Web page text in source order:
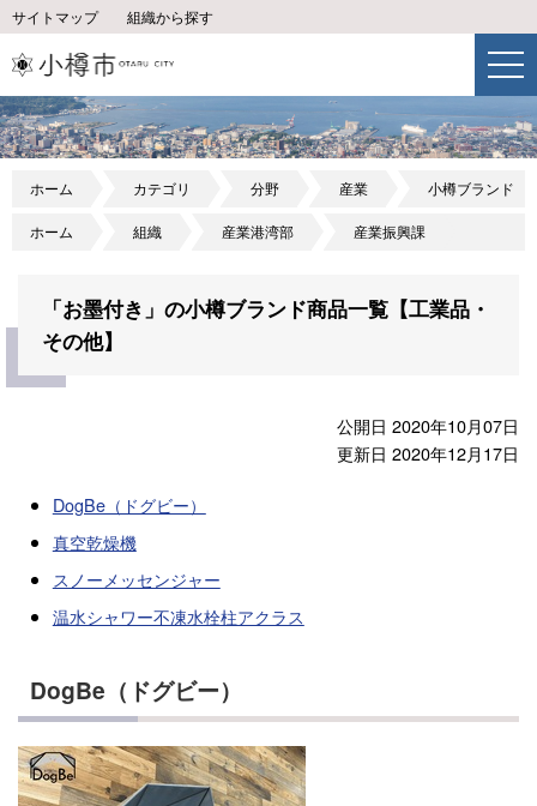
サイトマップ 組織から探す
ホーム カテゴリ 分野 産業 小樽ブランド
ホーム 組織 産業港湾部 産業振興課
「お墨付き」の小樽ブランド商品一覧【工業品・
その他】
公開日 2020年10月07日
更新日 2020年12月17日
DogBe（ドグビー）
真空乾燥機
スノーメッセンジャー
温水シャワー不凍水栓柱アクラス
DogBe（ドグビー）